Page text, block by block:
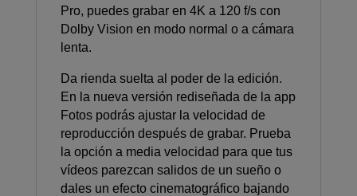
Pro, puedes grabar en 4K a 120 f/s con
Dolby Vision en modo normal o a cámara
lenta.
Da rienda suelta al poder de la edición.
En la nueva versión rediseñada de la app
Fotos podrás ajustar la velocidad de
reproducción después de grabar. Prueba
la opción a media velocidad para que tus
vídeos parezcan salidos de un sueño o
dales un efecto cinematográfico bajando